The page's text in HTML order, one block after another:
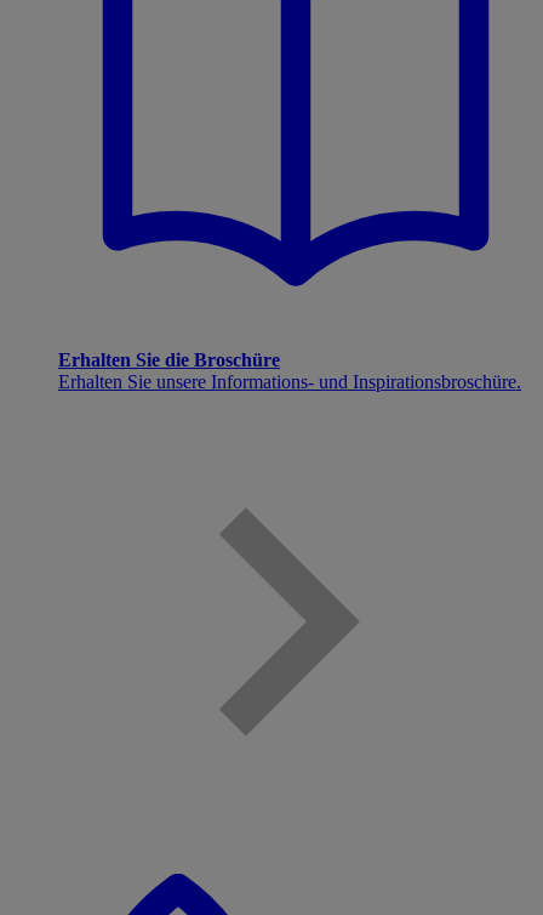
Erhalten Sie die Broschüre
Erhalten Sie unsere Informations- und Inspirationsbroschüre.